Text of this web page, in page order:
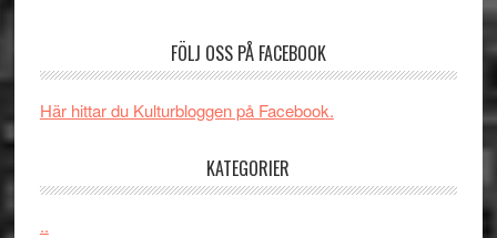
och
Jackie
synas
Vem
FÖLJ OSS PÅ FACEBOOK
Här hittar du Kulturbloggen på Facebook.
KATEGORIER
..